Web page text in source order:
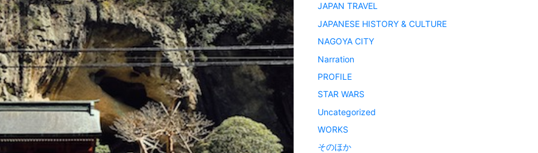
JAPAN TRAVEL
JAPANESE HISTORY & CULTURE
NAGOYA CITY
Narration
PROFILE
STAR WARS
Uncategorized
WORKS
そのほか